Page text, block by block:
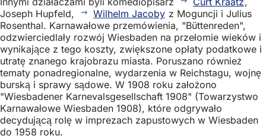
Joseph Hupfeld,
Wilhelm Jacoby z Moguncji i Julius
Rosenthal. Karnawałowe przemówienia, "Büttenreden",
odzwierciedlały rozwój Wiesbaden na przełomie wieków i
wynikające z tego koszty, zwiększone opłaty podatkowe i
utratę znanego krajobrazu miasta. Poruszano również
tematy ponadregionalne, wydarzenia w Reichstagu, wojnę
burską i sprawy sądowe. W 1908 roku założono
"Wiesbadener Karnevalsgesellschaft 1908" (Towarzystwo
Karnawałowe Wiesbaden 1908), które odgrywało
decydującą rolę w imprezach zapustowych w Wiesbaden
do 1958 roku.